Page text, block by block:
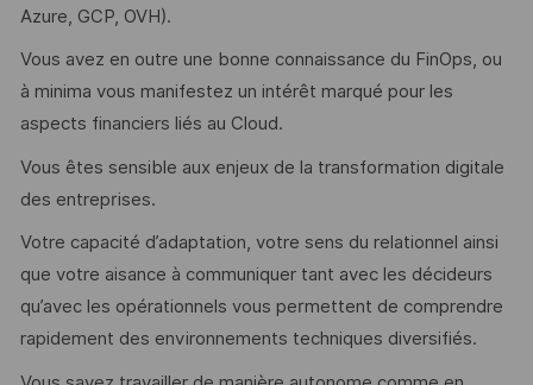
Azure, GCP, OVH).
Vous avez en outre une bonne connaissance du FinOps, ou
à minima vous manifestez un intérêt marqué pour les
aspects financiers liés au Cloud.
Vous êtes sensible aux enjeux de la transformation digitale
des entreprises.
Votre capacité d’adaptation, votre sens du relationnel ainsi
que votre aisance à communiquer tant avec les décideurs
qu’avec les opérationnels vous permettent de comprendre
rapidement des environnements techniques diversifiés.